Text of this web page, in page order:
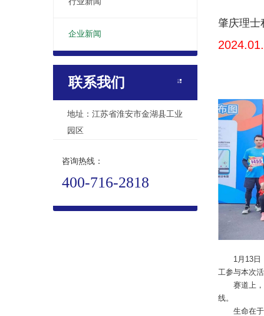
企业新闻
联系我们
地址：江苏省淮安市金湖县工业
园区
咨询热线：
400-716-2818
肇庆理士
1月13日
工参与本次
赛道上
线。
生命在